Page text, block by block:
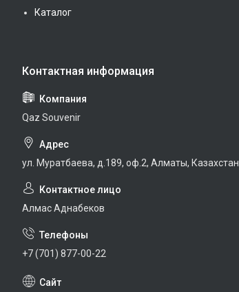
Каталог
Qaz Souvenir
ул. Муратбаева, д.189, оф.2, Алматы, Казахстан
Алмас Аднабеков
+7 (701) 877-00-22